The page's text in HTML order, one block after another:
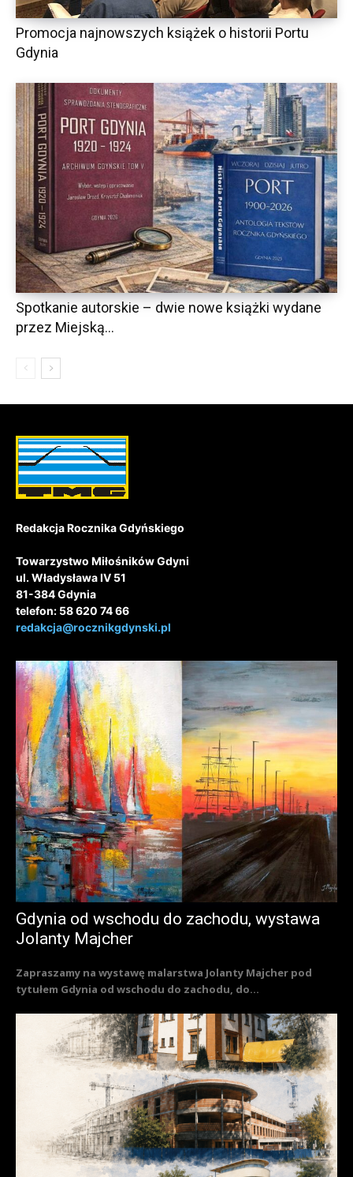
Promocja najnowszych książek o historii Portu
Gdynia
Spotkanie autorskie – dwie nowe książki wydane
przez Miejską...
Redakcja Rocznika Gdyńskiego
Towarzystwo Miłośników Gdyni
ul. Władysława IV 51
81-384 Gdynia
telefon: 58 620 74 66
redakcja@rocznikgdynski.pl
Gdynia od wschodu do zachodu, wystawa
Jolanty Majcher
Zapraszamy na wystawę malarstwa Jolanty Majcher pod
tytułem Gdynia od wschodu do zachodu, do...